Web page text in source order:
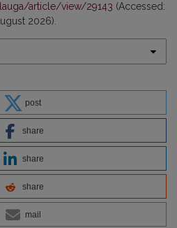
article/view/29143 (Accessed:
2026).
post
share
share
share
mail